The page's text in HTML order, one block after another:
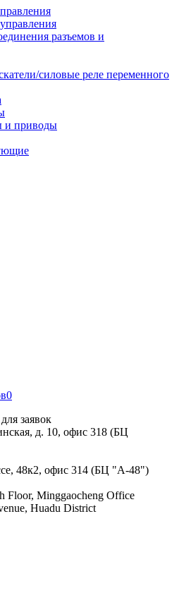
разъемов и
силовые реле переменного
и приводы
0
заявок
д. 10, офис 318 (БЦ
48к2, офис 314 (БЦ "А-48")
Floor, Minggaocheng Office
Huadu District